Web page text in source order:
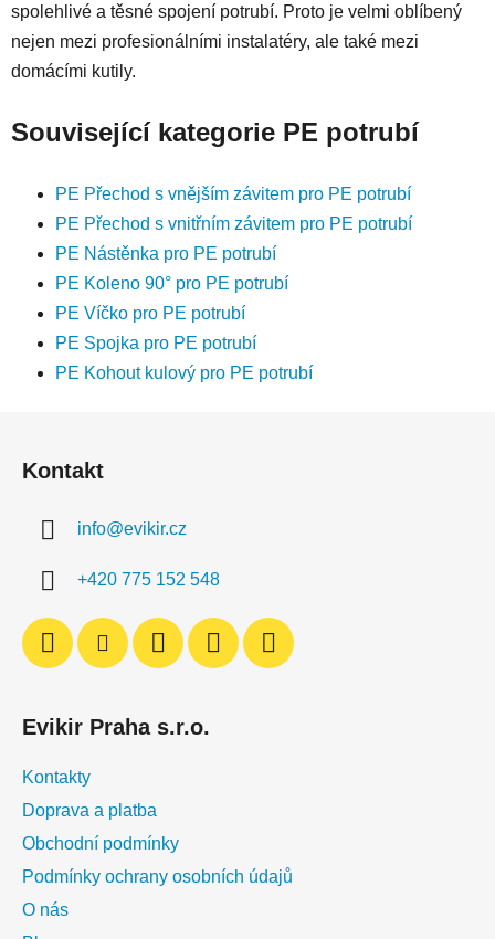
spolehlivé a těsné spojení potrubí. Proto je velmi oblíbený
nejen mezi profesionálními instalatéry, ale také mezi
domácími kutily.
Související kategorie PE potrubí
PE Přechod s vnějším závitem pro PE potrubí
PE Přechod s vnitřním závitem pro PE potrubí
PE Nástěnka pro PE potrubí
PE Koleno 90° pro PE potrubí
PE Víčko pro PE potrubí
PE Spojka pro PE potrubí
PE Kohout kulový pro PE potrubí
Kontakt
info@evikir.cz
+420 775 152 548
Evikir Praha s.r.o.
Kontakty
Doprava a platba
Obchodní podmínky
Podmínky ochrany osobních údajů
O nás